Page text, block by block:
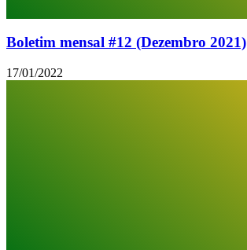
Boletim mensal #12 (Dezembro 2021)
17/01/2022